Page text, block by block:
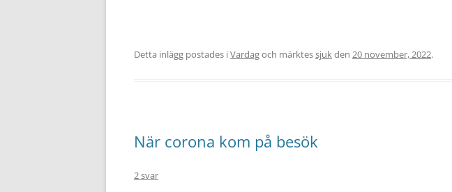
Detta inlägg postades iVardagoch märktessjukden 20 november, 2022.
När corona kom på besök
2 svar